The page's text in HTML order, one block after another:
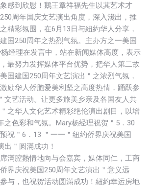
感到欣慰！鵝王章祥福先生以其艺术才
周年国庆文艺演出角度，深入淺出，推
精彩氛围，在6月13日与紐約华人分享，
国250周年之热烈气氛。主办方之一美国
经理在发言中，站在新闻媒体高度，表示
最努力发挥媒体平台优势，把华人第二故
国建国250周年文艺演出＂之浓烈气氛，
励华人侨胞爱美利坚之高度热情，踊跃参
文艺活动。让更多旅美乡亲及各国友人共
之华人文化艺术精彩绝伦演出剧目，以增
之色彩和气氛。Mary杨经理祝贺＂5．30
祝＂6．13 ＂一一＂纽约侨界庆祝美国
出＂圆滿成功！
滿腔熱情地向与会嘉宾，媒体同仁，工商
界庆祝美国250周年文艺演出＂意义远
与，也祝贺活动圆滿成功！紐約幸运房地